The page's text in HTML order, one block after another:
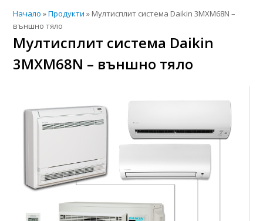
Начало »Продукти » Мултисплит система Daikin 3MXM68N –
външно тяло
Мултисплит система Daikin
3MXM68N – външно тяло